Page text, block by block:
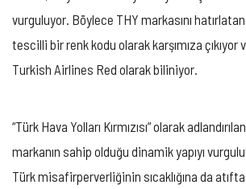
vurguluyor. Böylece THY markasını hatırlatan
tescilli bir renk kodu olarak karşımıza çıkıyor
Turkish Airlines Red olarak biliniyor.
“Türk Hava Yolları Kırmızısı” olarak
markanın sahip olduğu dinamik yapıyı
Türk misafirperverliğinin sıcaklığına da